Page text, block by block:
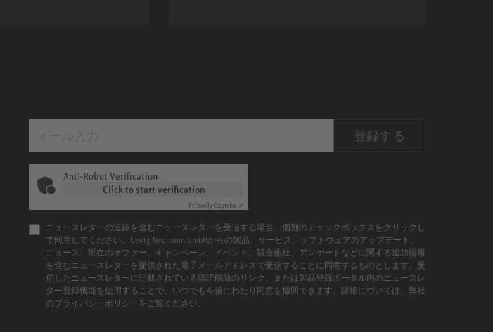
登録する
Anti-Robot Verification
Click to start verification
FriendlyCaptcha ⇗
ニュースレターの追跡を含むニュースレターを受信する場合、個別のチェックボックスをクリックし
て同意してください。Georg Neumann GmbHからの製品、サービス、ソフトウェアのアップデート、
ニュース、現在のオファー、キャンペーン、イベント、競合他社、アンケートなどに関する追加情報
を含むニュースレターを提供された電子メールアドレスで受信することに同意するものとします。受
信したニュースレターに記載されている購読解除のリンク、または製品登録ポータル内のニュースレ
ター登録機能を使用することで、いつでも今後にわたり同意を撤回できます。詳細については、弊社
のプライバシーポリシー をご覧ください。